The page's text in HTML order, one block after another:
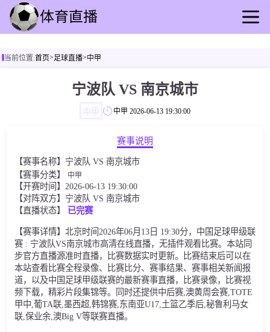
足球直播
其他转播
当前位置:首页>足球直播>中甲
宁波队 VS 南京城市
中甲 中甲 2026-06-13 19:30:00
赛事说明
【赛事名称】宁波队 VS 南京城市
【赛事分类】
中甲
【开赛时间】2026-06-13 19:30:00
【对阵双方】宁波队 VS 南京城市
【直播状态】
已完赛
【赛事详情】北京时间2026年06月13日 19:30分，中国足球甲级联
赛 : 宁波队VS南京城市高清在线直播，无插件观看比赛。本站同
步官方直播源准时直播，比赛数据实时更新。比赛结束后可以在
本站查看比赛全程录像、比赛比分、赛事结果、赛事相关新闻报
道，以及中国足球甲级联赛的最新赛事直播，比赛录像，比赛视
频下载，精彩片段集锦等。同时还提供中后赛,澳黄周会赛,TOTE
甲中,葡TA联,墨西超,韩锦赛,东南亚U17,土篮乙季后,秘鲁利马女
联,保业余,澳Big V等联赛直播。